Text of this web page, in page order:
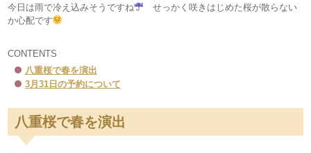
今日は雨で冷え込みそうですね
せっかく咲きはじめた桜が散らない
か心配です
CONTENTS
八重桜で春を演出
3月31日の予約について
八重桜で春を演出